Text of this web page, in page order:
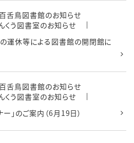
舌鳥図書館のお知らせ
くう図書室のお知らせ
運休等による図書館の開閉館に
舌鳥図書館のお知らせ
くう図書室のお知らせ
」のご案内（6月19日）